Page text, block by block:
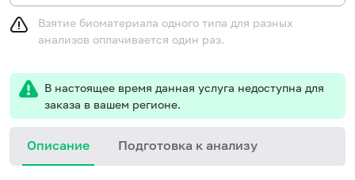
Взятие биоматериала одного типа для разных
анализов оплачивается один раз.
В настоящее время данная услуга недоступна для
заказа в вашем регионе.
Описание Подготовка к анализу